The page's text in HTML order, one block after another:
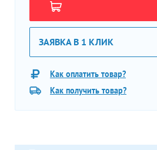
ЗАЯВКА В 1 КЛИК
Как оплатить товар?
Как получить товар?